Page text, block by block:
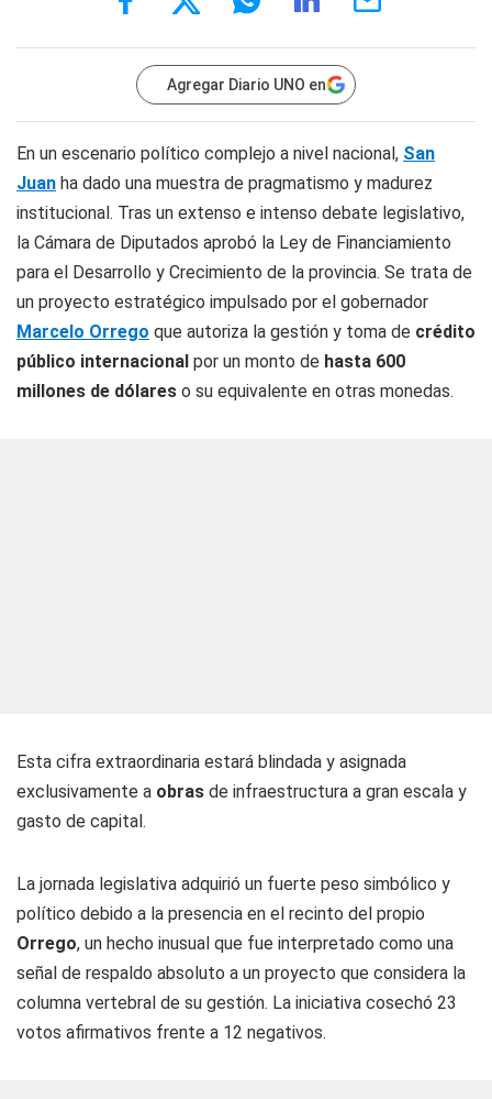
Agregar Diario UNO en
En un escenario político complejo a nivel nacional, San
Juan ha dado una muestra de pragmatismo y madurez
institucional. Tras un extenso e intenso debate legislativo,
la Cámara de Diputados aprobó la Ley de Financiamiento
para el Desarrollo y Crecimiento de la provincia. Se trata de
un proyecto estratégico impulsado por el gobernador
Marcelo Orrego que autoriza la gestión y toma de crédito
público internacional por un monto de hasta 600
millones de dólares o su equivalente en otras monedas.
Esta cifra extraordinaria estará blindada y asignada
exclusivamente a obras de infraestructura a gran escala y
gasto de capital.
La jornada legislativa adquirió un fuerte peso simbólico y
político debido a la presencia en el recinto del propio
Orrego, un hecho inusual que fue interpretado como una
señal de respaldo absoluto a un proyecto que considera la
columna vertebral de su gestión. La iniciativa cosechó 23
votos afirmativos frente a 12 negativos.